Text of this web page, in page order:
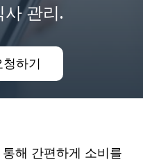
관리.
하기
해 간편하게 소비를